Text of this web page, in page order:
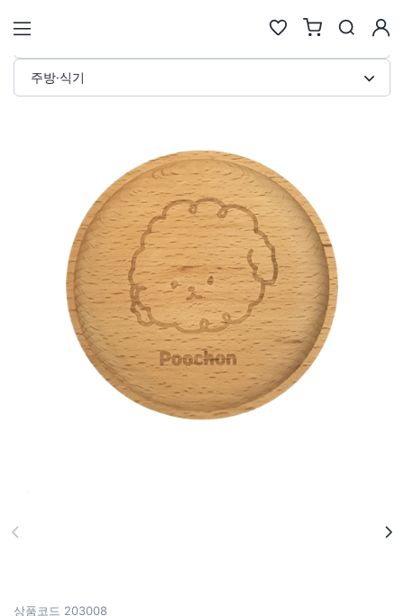
원형 우드 티코스터 커스텀 제작 ·
검색
#포트폴리오 #키캡키링
인기검색어
텀블러
new
코스터
new
틴케이스
same
키링류
new
패브릭류 new
6 에코백류
7 안경
8 키링
9 키캡
10카메라
주방·식기
상품코드 203008